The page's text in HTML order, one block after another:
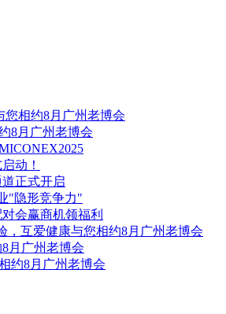
您相约8月广州老博会
8月广州老博会
动！
正式开启
"隐形竞争力"
会赢商机领福利
，互爱健康与您相约8月广州老博会
月广州老博会
约8月广州老博会